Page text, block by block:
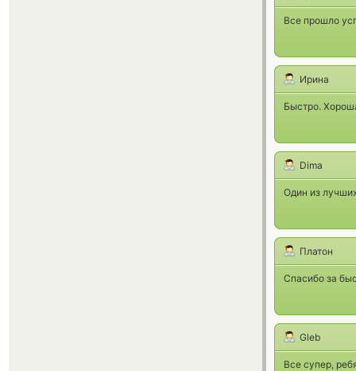
Все прошло
Ирина
Быстро.
Dima
Один из
Платон
Спасибо за
Gleb
Все супер,